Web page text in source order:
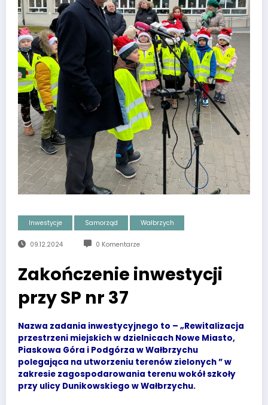
Inwestycje Samorząd Wałbrzych
09.12.2024 0 Komentarze
Zakończenie inwestycji
przy SP nr 37
Nazwa zadania inwestycyjnego to – „Rewitalizacja
przestrzeni miejskich w dzielnicach Nowe Miasto,
Piaskowa Góra i Podgórza w Wałbrzychu
polegająca na utworzeniu terenów zielonych ” w
zakresie zagospodarowania terenu wokół szkoły
przy ulicy Dunikowskiego w Wałbrzychu.